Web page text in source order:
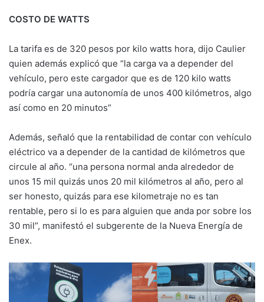
COSTO DE WATTS
La tarifa es de 320 pesos por kilo watts hora, dijo Caulier
quien además explicó que “la carga va a depender del
vehículo, pero este cargador que es de 120 kilo watts
podría cargar una autonomía de unos 400 kilómetros, algo
así como en 20 minutos”
Además, señaló que la rentabilidad de contar con vehículo
eléctrico va a depender de la cantidad de kilómetros que
circule al año. “una persona normal anda alrededor de
unos 15 mil quizás unos 20 mil kilómetros al año, pero al
ser honesto, quizás para ese kilometraje no es tan
rentable, pero si lo es para alguien que anda por sobre los
30 mil”, manifestó el subgerente de la Nueva Energía de
Enex.